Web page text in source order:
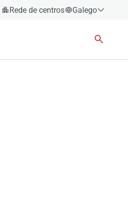
Rede de centros
Galego